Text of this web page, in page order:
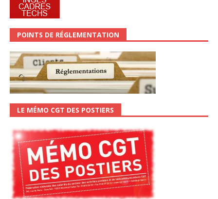
POINTS DE RÉGLEMENTATION
LE MÉMO CGT DES POSTIERS